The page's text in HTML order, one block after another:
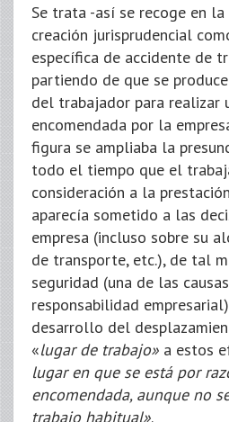
Se trata -así se recoge en
creación jurisprudencial
específica de accidente de
partiendo de que se
del trabajador para realizar
encomendada por la
figura se ampliaba la
todo el tiempo que el
consideración a la
aparecía sometido a las
empresa (incluso sobre su
de transporte, etc.), de tal
seguridad (una de las
responsabilidad
desarrollo del
«lugar de trabajo» a estos
lugar en que se está por
encomendada, aunque no
trabajo habitual».